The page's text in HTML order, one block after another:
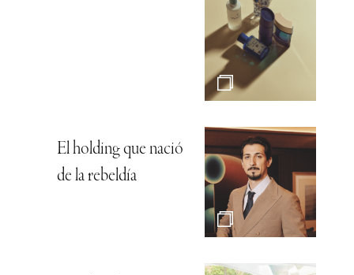
El holding que nació
de la rebeldía